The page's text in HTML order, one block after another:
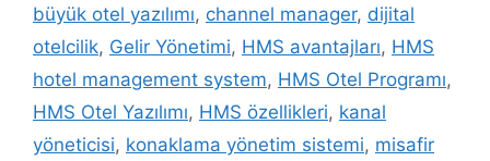
büyük otel yazılımı, channel manager, dijital
otelcilik, Gelir Yönetimi, HMS avantajları, HMS
hotel management system, HMS Otel Programı,
HMS Otel Yazılımı, HMS özellikleri, kanal
yöneticisi, konaklama yönetim sistemi, misafir